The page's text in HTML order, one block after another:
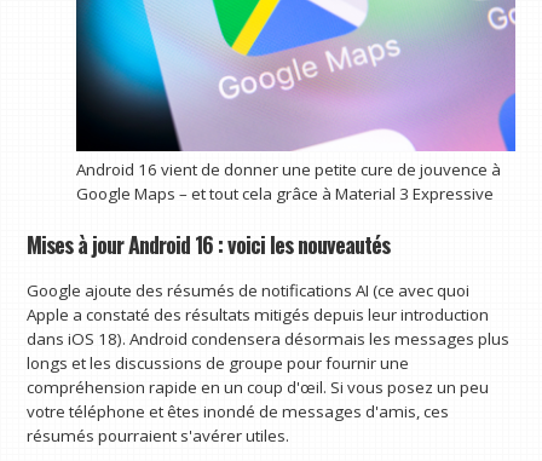
Android 16 vient de donner une petite cure de jouvence à
Google Maps – et tout cela grâce à Material 3 Expressive
Mises à jour Android 16 : voici les nouveautés
Google ajoute des résumés de notifications AI (ce avec quoi
Apple a constaté des résultats mitigés depuis leur introduction
dans iOS 18). Android condensera désormais les messages plus
longs et les discussions de groupe pour fournir une
compréhension rapide en un coup d'œil. Si vous posez un peu
votre téléphone et êtes inondé de messages d'amis, ces
résumés pourraient s'avérer utiles.